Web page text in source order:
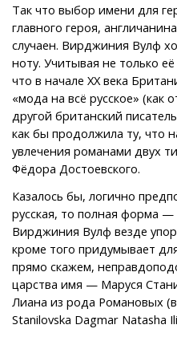
Так что выбор имени для
главного героя,
случаен. Вирджиния Вулф
ноту. Учитывая не только
что в начале XX века
«мода на всё русское» (как
другой британский
как бы продолжила ту, что
увлечения романами двух
Фёдора Достоевского.
Казалось бы, логично
русская, то полная форма
Вирджиния Вулф везде
кроме того придумывает
прямо скажем,
царства имя — Маруся
Лиана из рода Романовых
Stanilovska Dagmar Natasha